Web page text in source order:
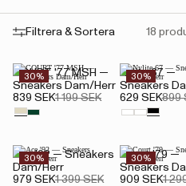
Filtrera & Sortera 18
30%
COURT '77 MSH —
Sneakers Dam/Herr
839 SEK1 199 SEK
30%
Nylite 67 —
Sneakers
629 SEK899
30%
Ace '92 — Sneakers
Dam/Herr
979 SEK1 399 SEK
30%
Court '79 —
Sneakers
909 SEK1